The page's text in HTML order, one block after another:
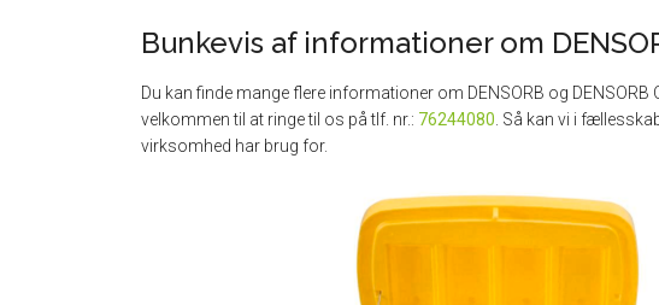
Bunkevis af informationer om
Du kan finde mange flere informationer om DENSORB og DENSORB
velkommen til at ringe til os på tlf. nr.: 76244080. Så kan vi i
virksomhed har brug for.